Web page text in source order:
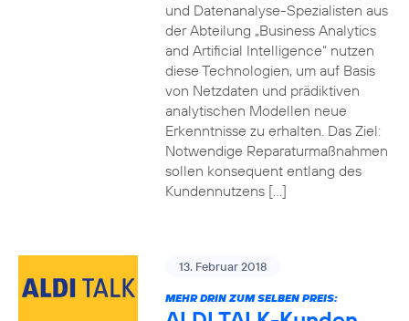
und Datenanalyse-Spezialisten aus
der Abteilung „Business Analytics
and Artificial Intelligence“ nutzen
diese Technologien, um auf Basis
von Netzdaten und prädiktiven
analytischen Modellen neue
Erkenntnisse zu erhalten. Das Ziel:
Notwendige Reparaturmaßnahmen
sollen konsequent entlang des
Kundennutzens […]
13. Februar 2018
MEHR DRIN ZUM SELBEN PREIS: